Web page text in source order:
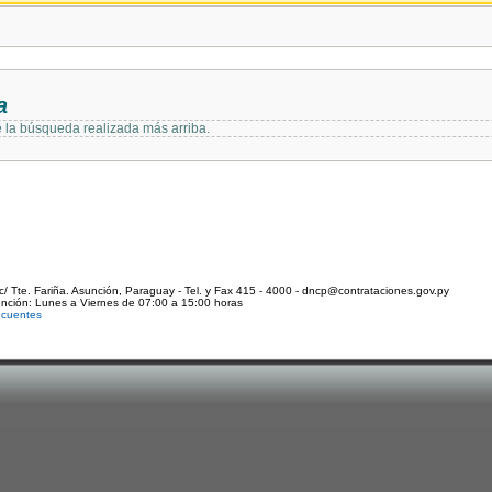
búsqueda realizada más arriba.
Tte. Fariña. Asunción, Paraguay - Tel. y Fax 415 - 4000 - dncp@contrataciones.gov.py
Lunes a Viernes de 07:00 a 15:00 horas